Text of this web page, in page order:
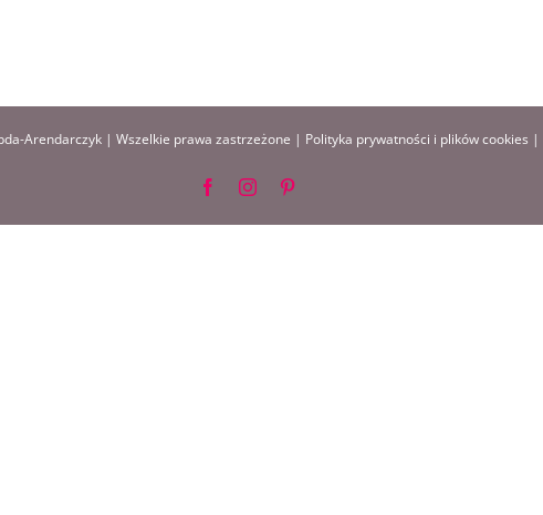
Arendarczyk | Wszelkie prawa zastrzeżone | Polityka prywatności i plików cookies |
FacebookInstagram